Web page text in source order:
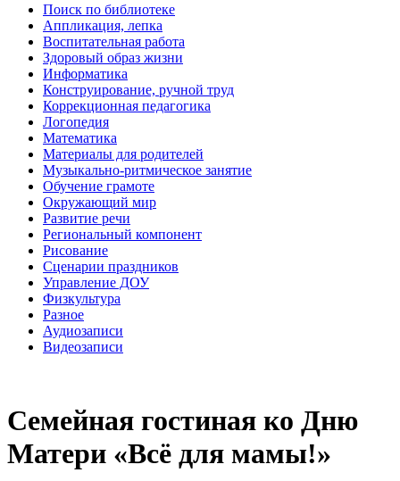
Поиск по библиотеке
Аппликация, лепка
Воспитательная работа
Здоровый образ жизни
Информатика
Конструирование, ручной труд
Коррекционная педагогика
Логопедия
Математика
Материалы для родителей
Музыкально-ритмическое занятие
Обучение грамоте
Окружающий мир
Развитие речи
Региональный компонент
Рисование
Сценарии праздников
Управление ДОУ
Физкультура
Разное
Аудиозаписи
Видеозаписи
Семейная гостиная ко Дню
Матери «Всё для мамы!»